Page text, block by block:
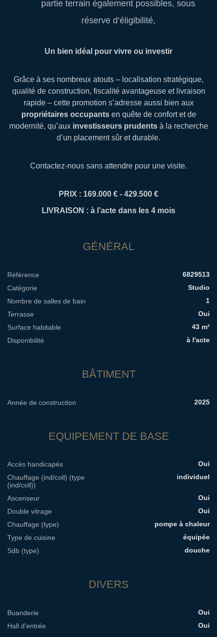
partie terrain également possibles, sous
réserve d’éligibilité,
Un bien idéal pour vivre ou investir
Grâce à ses nombreux atouts – localisation stratégique,
qualité de construction, fiscalité avantageuse et livraison
rapide – cette promotion s’adresse aussi bien aux
propriétaires occupantsen quête de confort et de
modernité, qu’aux investisseurs prudentsà la recherche
d’un placement sûr et durable.
Contactez-nous sans attendre pour une visite.
PRIX : 169.000 € - 429.500 €
LIVRAISON : à l’acte dans les 4 mois
GÉNÉRAL
Référence
6829513
Catégorie
Studio
Nombre de salles de bain
1
Terrasse
Oui
Surface habitable
43 m²
Disponibilité
à l'acte
BÂTIMENT
Année de construction 2025
EQUIPEMENT DE BASE
Accès handicapés
Oui
Chauffage (ind/coll) (type
(ind/coll))
individuel
Ascenseur
Oui
Double vitrage
Oui
Chauffage (type)
pompe à chaleur
Type de cuisine
équipée
Sdb (type)
douche
DIVERS
Buanderie
Oui
Hall d'entrée
Oui